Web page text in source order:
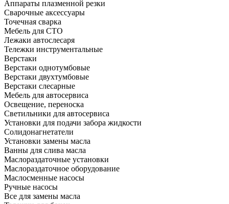
Аппараты плазменной резки
Сварочные аксессуары
Точечная сварка
Мебель для СТО
Лежаки автослесаря
Тележки инструментальные
Верстаки
Верстаки однотумбовые
Верстаки двухтумбовые
Верстаки слесарные
Мебель для автосервиса
Освещение, переноска
Светильники для автосервиса
Установки для подачи забора жидкости
Солидонагнетатели
Установки замены масла
Ванны для слива масла
Маслораздаточные установки
Маслораздаточное оборудование
Маслосменные насосы
Ручные насосы
Все для замены масла